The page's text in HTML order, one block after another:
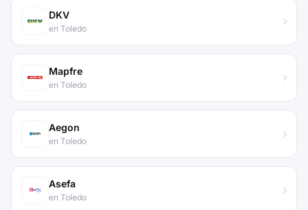
DKV
en Toledo
Mapfre
en Toledo
Aegon
en Toledo
Asefa
en Toledo